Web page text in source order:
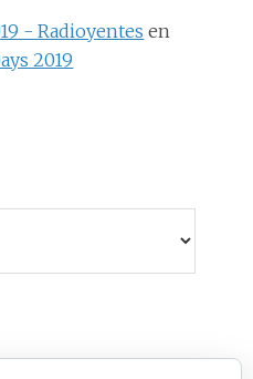
- Radioyentes en
2019